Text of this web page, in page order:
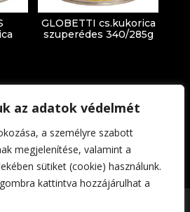
az adatok védelmét
a személyre szabott
megjelenítése, valamint a
sütiket (cookie) használunk.
kattintva hozzájárulhat a
GLOBETTI cs.kukorica
szuperédes 340/285g
Adatkezelési tájékoztató